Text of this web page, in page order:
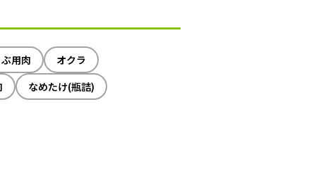
用肉
オクラ
なめたけ(瓶詰)